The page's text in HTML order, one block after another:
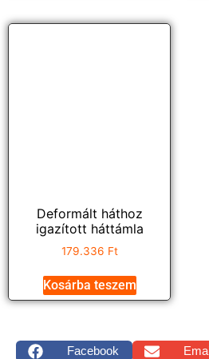
Deformált háthoz
igazított háttámla
179.336 Ft
Kosárba teszem
Facebook